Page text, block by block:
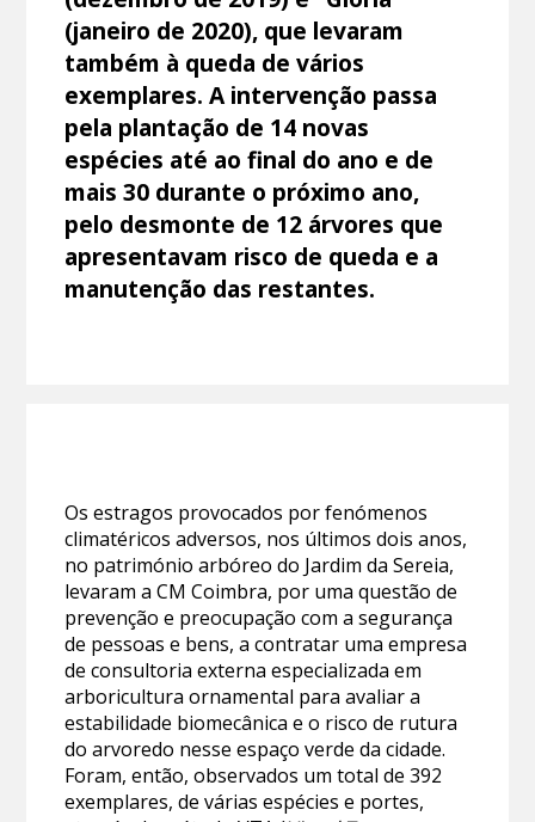
(janeiro de 2020), que levaram
também à queda de vários
exemplares. A intervenção passa
pela plantação de 14 novas
espécies até ao final do ano e de
mais 30 durante o próximo ano,
pelo desmonte de 12 árvores que
apresentavam risco de queda e a
manutenção das restantes.
Os estragos provocados por fenómenos
climatéricos adversos, nos últimos dois anos,
no património arbóreo do Jardim da Sereia,
levaram a CM Coimbra, por uma questão de
prevenção e preocupação com a segurança
de pessoas e bens, a contratar uma empresa
de consultoria externa especializada em
arboricultura ornamental para avaliar a
estabilidade biomecânica e o risco de rutura
do arvoredo nesse espaço verde da cidade.
Foram, então, observados um total de 392
exemplares, de várias espécies e portes,